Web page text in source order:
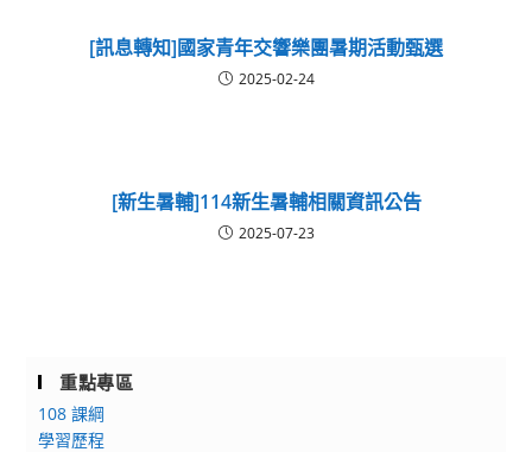
[訊息轉知]國家青年交響樂團暑期活動甄選
2025-02-24
[新生暑輔]114新生暑輔相關資訊公告
2025-07-23
重點專區
108 課綱
學習歷程